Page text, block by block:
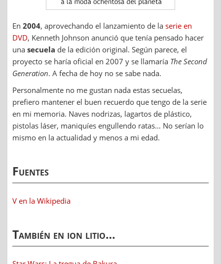
En 2004, aprovechando el lanzamiento de la serie en
DVD, Kenneth Johnson anunció que tenía pensado hacer
una secuela de la edición original. Según parece, el
proyecto se haría oficial en 2007 y se llamaría The Second
Generation. A fecha de hoy no se sabe nada.
Personalmente no me gustan nada estas secuelas,
prefiero mantener el buen recuerdo que tengo de la serie
en mi memoria. Naves nodrizas, lagartos de plástico,
pistolas láser, maniquíes engullendo ratas… No serían lo
mismo en la actualidad y menos a mi edad.
Fuentes
V en la Wikipedia
También en ion litio…